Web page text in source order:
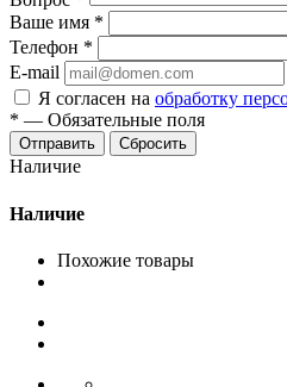
Ваше имя *
Телефон *
E-mail
Я согласен на обработку
* — Обязательные поля
Сбросить
Наличие
Наличие
Похожие товары